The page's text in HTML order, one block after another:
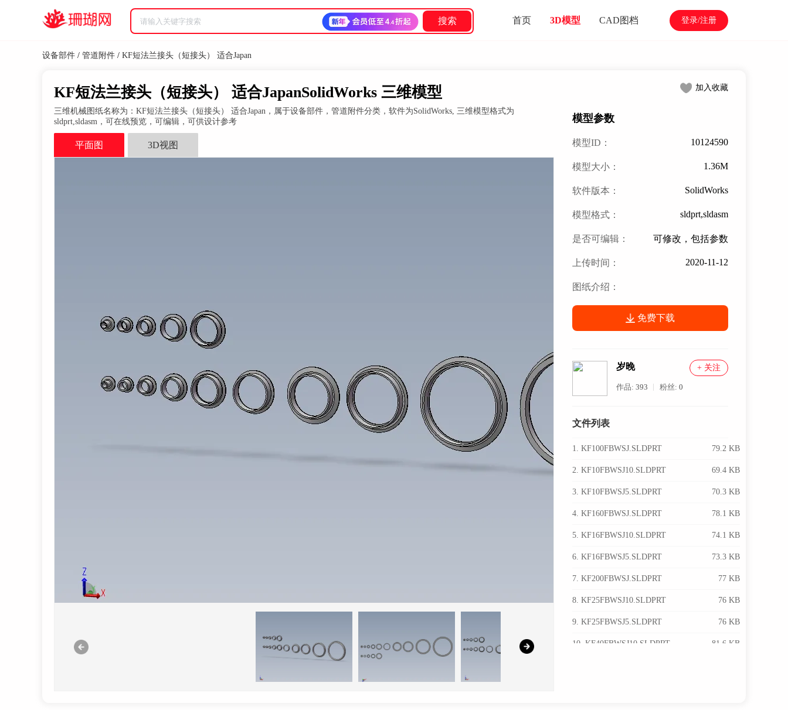
搜索 首页 3D模型 CAD图档 登录/注册
设备部件 / 管道附件 / KF短法兰接头（短接头） 适合Japan
KF短法兰接头（短接头） 适合JapanSolidWorks 三维模型
三维机械图纸名称为：KF短法兰接头（短接头） 适合Japan，属于设备部件，管道附件分类，软件为SolidWorks, 三维模型格式为
sldprt,sldasm，可在线预览，可编辑，可供设计参考
平面图 3D视图
加入收藏
模型参数
模型ID： 10124590
模型大小： 1.36M
软件版本： SolidWorks
模型格式： sldprt,sldasm
是否可编辑： 可修改，包括参数
上传时间： 2020-11-12
图纸介绍：
免费下载
岁晚
作品:393 粉丝:0
+ 关注
文件列表
1. KF100FBWSJ.SLDPRT 79.2 KB
2. KF10FBWSJ10.SLDPRT 69.4 KB
3. KF10FBWSJ5.SLDPRT 70.3 KB
4. KF160FBWSJ.SLDPRT 78.1 KB
5. KF16FBWSJ10.SLDPRT 74.1 KB
6. KF16FBWSJ5.SLDPRT 73.3 KB
7. KF200FBWSJ.SLDPRT 77 KB
8. KF25FBWSJ10.SLDPRT 76 KB
9. KF25FBWSJ5.SLDPRT 76 KB
10. KF40FBWSJ10.SLDPRT 81.6 KB